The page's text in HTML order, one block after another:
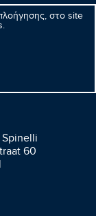
στο site
60